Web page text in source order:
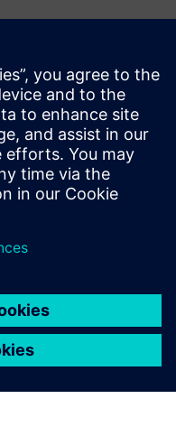
operațional, cât și în
noștri: de la tehnologii
care regândesc
de afaceri", a